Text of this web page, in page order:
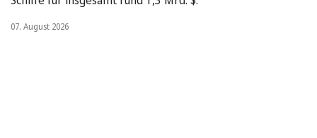
07. August 2026